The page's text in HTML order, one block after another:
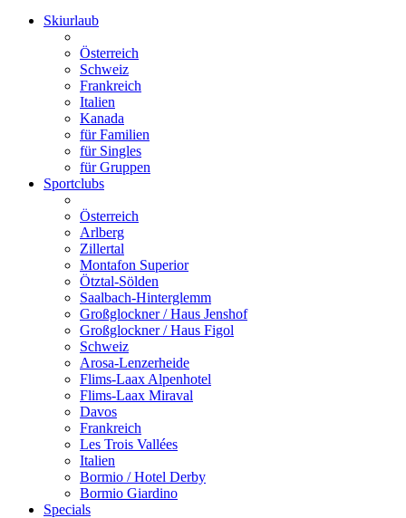
Skiurlaub
Österreich
Schweiz
Frankreich
Italien
Kanada
für Familien
für Singles
für Gruppen
Sportclubs
Österreich
Arlberg
Zillertal
Montafon Superior
Ötztal-Sölden
Saalbach-Hinterglemm
Großglockner / Haus Jenshof
Großglockner / Haus Figol
Schweiz
Arosa-Lenzerheide
Flims-Laax Alpenhotel
Flims-Laax Miraval
Davos
Frankreich
Les Trois Vallées
Italien
Bormio / Hotel Derby
Bormio Giardino
Specials